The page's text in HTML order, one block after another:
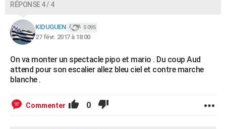
RÉPONSE 4 / 4
KIDUGUEN 5 095
27 févr. 2017 à 18:00
On va monter un spectacle pipo et mario . Du coup Aud
attend pour son escalier allez bleu ciel et contre marche
blanche .
Commenter 0